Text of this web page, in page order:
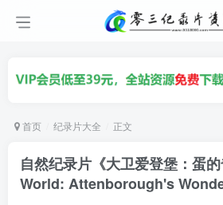
首页 纪录片大全 正文
自然纪录片《大卫爱登堡：蛋
World: Attenborough's